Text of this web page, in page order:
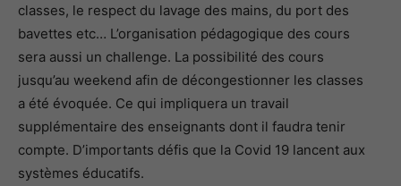
classes, le respect du lavage des mains, du port des
bavettes etc… L’organisation pédagogique des cours
sera aussi un challenge. La possibilité des cours
jusqu’au weekend afin de décongestionner les classes
a été évoquée. Ce qui impliquera un travail
supplémentaire des enseignants dont il faudra tenir
compte. D’importants défis que la Covid 19 lancent aux
systèmes éducatifs.